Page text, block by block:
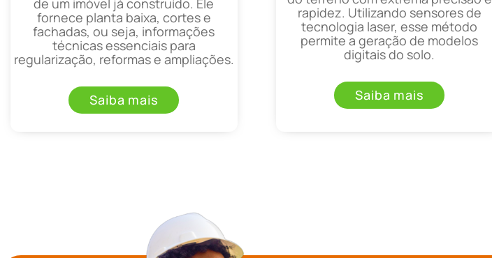
de um imóvel já construído. Ele
fornece planta baixa, cortes e
fachadas, ou seja, informações
técnicas essenciais para
regularização, reformas e ampliações.
Saiba mais
rapidez. Utilizando sensores de
tecnologia laser, esse método
permite a geração de modelos
digitais do solo.
Saiba mais